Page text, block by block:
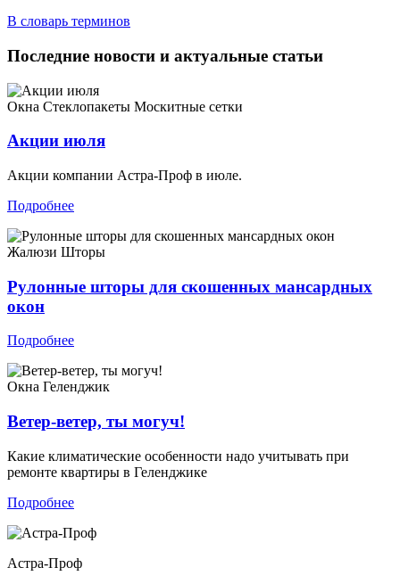
В словарь терминов
Последние новости и актуальные статьи
Окна Стеклопакеты Москитные сетки
Акции июля
Акции компании Астра-Проф в июле.
Подробнее
Жалюзи Шторы
Рулонные шторы для скошенных мансардных
окон
Подробнее
Окна Геленджик
Ветер-ветер, ты могуч!
Какие климатические особенности надо учитывать при
ремонте квартиры в Геленджике
Подробнее
Астра-Проф